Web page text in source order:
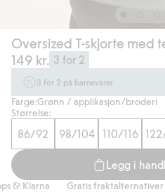
Oversized T-skjorte med
149 kr. 3 for 2
3 for 2 på barnevarer
Ikke Newbie. Gjelder når du handler 2
tom. 17/8 i butikk & online for deg
Handle
Farge:Grønn / applikasjon/broderi
Størrelse:
86/92 98/104 110/116
Legg i
Klarna Gratis fraktalternativer